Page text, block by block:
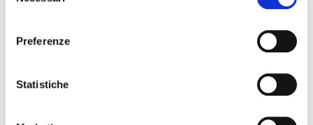
momento dalla Dichiarazione sui cookie o facendo clic
raccogliere informazioni sulla tua posizione
geografica, con un'approssimazione di qualche
Preferenze
Statistiche
Aggiungi al
55,18 €